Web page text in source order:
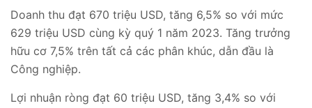
Doanh thu đạt 670 triệu USD, tăng 6,5% so với mức
629 triệu USD cùng kỳ quý 1 năm 2023. Tăng trưởng
hữu cơ 7,5% trên tất cả các phân khúc, dẫn đầu là
Công nghiệp.
Lợi nhuận ròng đạt 60 triệu USD, tăng 3,4% so với